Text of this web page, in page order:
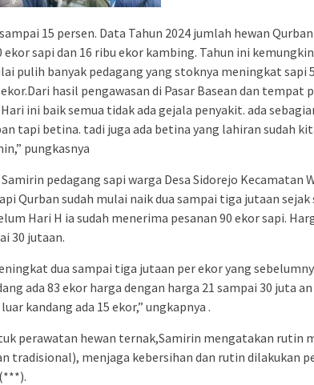
15 persen. Data Tahun 2024 jumlah hewan
ekor sapi dan 16 ribu ekor kambing. Tahun ini
pulih banyak pedagang yang stoknya meningkat sapi
hasil pengawasan di Pasar Basean dan tempat
ini baik semua tidak ada gejala penyakit. ada
tapi betina. tadi juga ada betina yang lahiran sudah
pungkasnya
pedagang sapi warga Desa Sidorejo Kecamatan
Qurban sudah mulai naik dua sampai tiga jutaan sejak
Hari H ia sudah menerima pesanan 90 ekor sapi.
30 jutaan.
dua sampai tiga jutaan per ekor yang
ada 83 ekor harga dengan harga 21 sampai 30 juta
kandang ada 15 ekor,” ungkapnya .
perawatan hewan ternak,Samirin mengatakan rutin
tradisional), menjaga kebersihan dan rutin dilakukan